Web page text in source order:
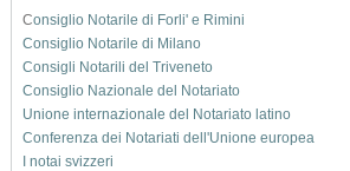
Consiglio Notarile di Forli' e Rimini
Consiglio Notarile di Milano
Consigli Notarili del Triveneto
Consiglio Nazionale del Notariato
Unione internazionale del Notariato latino
Conferenza dei Notariati dell'Unione europea
I notai svizzeri